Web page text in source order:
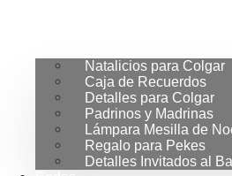
Natalicios para Colgar
Caja de Recuerdos
Detalles para Colgar
Padrinos y Madrinas
Lámpara Mesilla de
Regalo para Pekes
Detalles Invitados al